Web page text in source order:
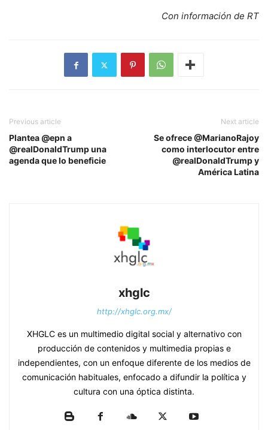
Con información de RT
Previous article
Plantea @epn a
@realDonaldTrump una
agenda que lo beneficie
Next article
Se ofrece @MarianoRajoy
como interlocutor entre
@realDonaldTrump y
América Latina
xhglc
http://xhglc.org.mx/
XHGLC es un multimedio digital social y alternativo con
producción de contenidos y multimedia propias e
independientes, con un enfoque diferente de los medios de
comunicación habituales, enfocado a difundir la política y
cultura con una óptica distinta.